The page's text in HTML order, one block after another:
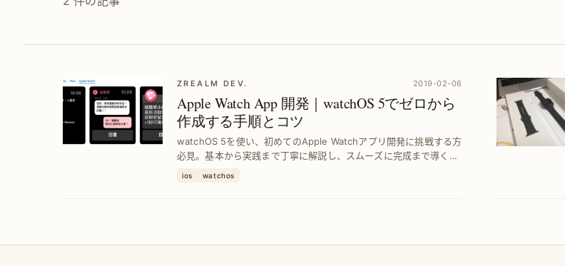
ZREALM DEV. 2019-02-06
Apple Watch App 開発｜watchOS 5でゼロから
作成する手順とコツ
watchOS 5を使い、初めてのApple Watchアプリ開発に挑戦する方
必見。基本から実践まで丁寧に解説し、スムーズに完成まで導く具
ios watchos